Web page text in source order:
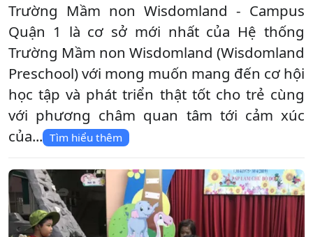
Trường Mầm non Wisdomland - Campus
Quận 1 là cơ sở mới nhất của Hệ thống
Trường Mầm non Wisdomland (Wisdomland
Preschool) với mong muốn mang đến cơ hội
học tập và phát triển thật tốt cho trẻ cùng
với phương châm quan tâm tới cảm xúc
của... Tìm hiểu thêm